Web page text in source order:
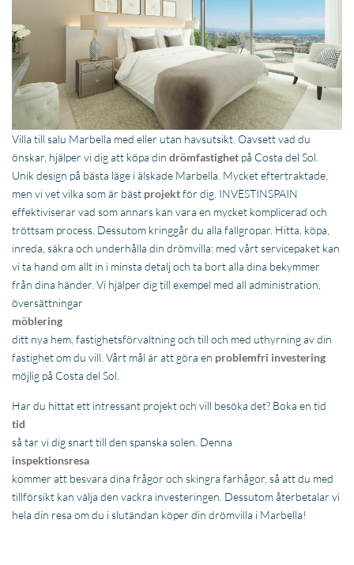
Villa till salu Marbella med eller utan havsutsikt. Oavsett vad du
önskar, hjälper vi dig att köpa dindrömfastighet på Costa del Sol.
Unik design på bästa läge i älskade Marbella. Mycket eftertraktade,
men vi vet vilka som är bäst projektför dig. INVESTINSPAIN
effektiviserar vad som annars kan vara en mycket komplicerad och
tröttsam process. Dessutom kringgår du alla fallgropar. Hitta, köpa,
inreda, säkra och underhålla din drömvilla: med vårt servicepaket kan
vi ta hand om allt in i minsta detalj och ta bort alla dina bekymmer
från dina händer. Vi hjälper dig till exempel med all administration,
översättningar
möblering
ditt nya hem, fastighetsförvaltning och till och med uthyrning av din
fastighet om du vill. Vårt mål är att göra en problemfri investering
möjlig på Costa del Sol.
Har du hittat ett intressant projekt och vill besöka det? Boka en tid
tid
så tar vi dig snart till den spanska solen. Denna
inspektionsresa
kommer att besvara dina frågor och skingra farhågor, så att du med
tillförsikt kan välja den vackra investeringen. Dessutom återbetalar vi
hela din resa om du i slutändan köper din drömvilla i Marbella!